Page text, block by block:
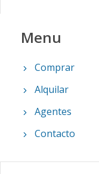
Menu
Comprar
Alquilar
Agentes
Contacto